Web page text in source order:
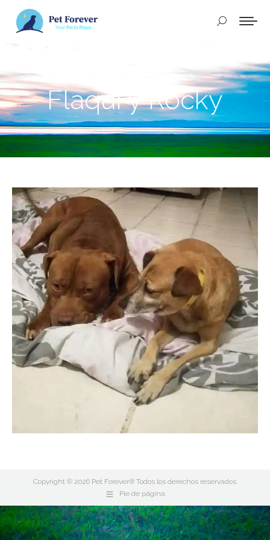
Buscar:
Flaqui y Rocky
Copyright © 2026 Pet Forever® Todos los derechos reservados.
Pie de página